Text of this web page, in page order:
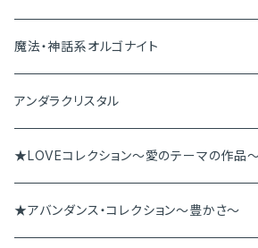
ピアス＆イヤリング
ブレスレット
ペンダント
その他
魔法・神話系オルゴナイト
アンダラクリスタル
アンダラペンダント
アンダラブレス
★LOVEコレクション～愛のテーマの作品
★アバンダンス・コレクション～豊かさ～